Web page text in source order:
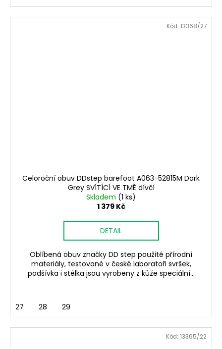
Celoroční obuv DDstep barefoot A063-52815M Dark
Grey SVÍTÍCÍ VE TMĚ dívčí
Skladem (1 ks)
1 379 Kč
DETAIL
Oblíbená obuv značky DD step použité přírodní
materiály, testované v české laboratoři svršek,
podšívka i stélka jsou vyrobeny z kůže speciální...
27 28 29
Kód: 13368/27
Kód: 13365/22